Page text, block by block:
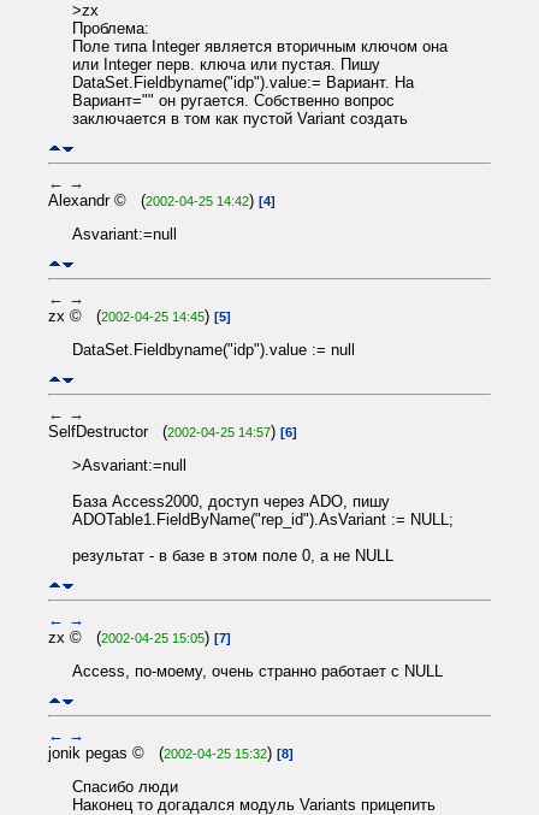
>zx
Проблема:
Поле типа Integer является вторичным ключом она
или Integer перв. ключа или пустая. Пишу
DataSet.Fieldbyname("idp").value:= Вариант. На
Вариант="" он ругается. Собственно вопрос
заключается в том как пустой Variant создать
← →
Alexandr © (2002-04-25 14:42) [4]
Asvariant:=null
← →
zx © (2002-04-25 14:45) [5]
DataSet.Fieldbyname("idp").value := null
← →
SelfDestructor (2002-04-25 14:57) [6]
>Asvariant:=null
База Access2000, доступ через ADO, пишу
ADOTable1.FieldByName("rep_id").AsVariant := NULL;
результат - в базе в этом поле 0, а не NULL
← →
zx © (2002-04-25 15:05) [7]
Access, по-моему, очень странно работает с NULL
← →
jonik pegas © (2002-04-25 15:32) [8]
Спасибо люди
Наконец то догадался модуль Variants прицепить